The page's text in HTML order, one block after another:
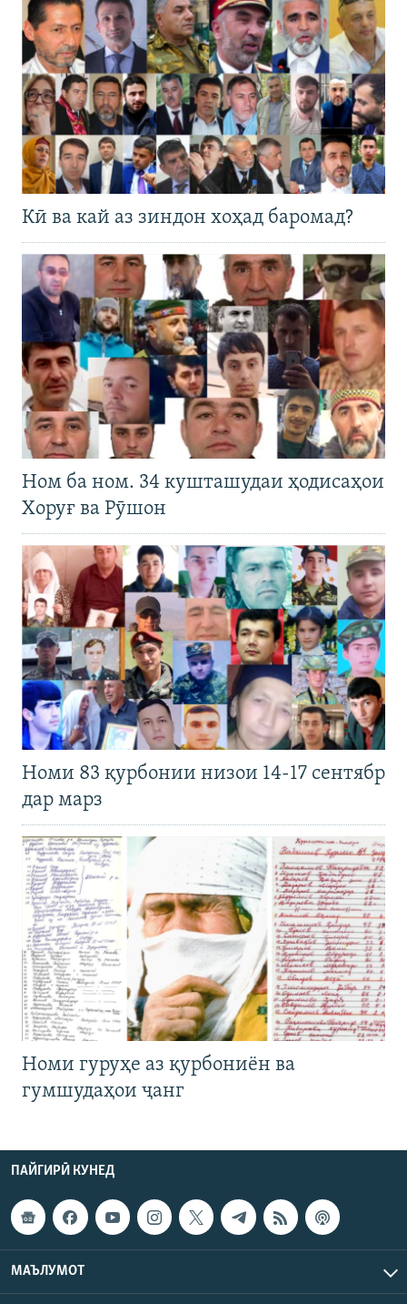
Кӣ ва кай аз зиндон хоҳад баромад?
Ном ба ном. 34 кушташудаи ҳодисаҳои
Хоруғ ва Рӯшон
Номи 83 қурбонии низои 14-17 сентябр
дар марз
Номи гуруҳе аз қурбониён ва
гумшудаҳои ҷанг
ПАЙГИРӢ КУНЕД
МАЪЛУМОТ